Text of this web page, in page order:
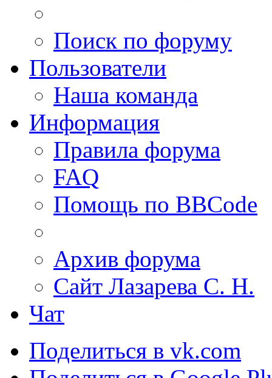
Поиск по форуму
Пользователи
Наша команда
Информация
Правила форума
FAQ
Помощь по BBCode
Архив форума
Сайт Лазарева С. Н.
Чат
Поделиться в vk.com